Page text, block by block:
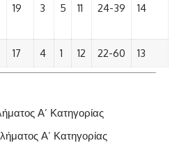
19 3 5 11 24-39 14
17 4 1 12 22-60 13
Α’ Κατηγορίας
Α’ Κατηγορίας